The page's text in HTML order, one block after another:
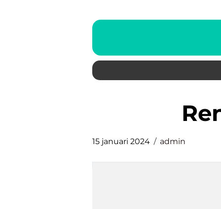
15 januari 2024 admin